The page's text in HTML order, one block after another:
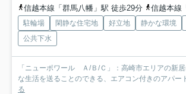
信越本線「群馬八幡」駅 徒歩29分
信越本線「
駐輪場 閑静な住宅地 好立地 静かな環境
公共下水
「ニューポワール Ａ/Ｂ/Ｃ」：高崎市エリアの新
な生活を送ることのできる、エアコン付きのアパー
る